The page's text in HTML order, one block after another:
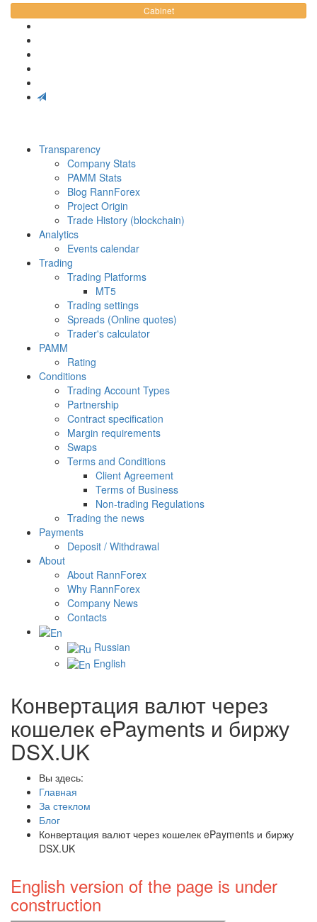
Cabinet
Transparency
Company Stats
PAMM Stats
Blog RannForex
Project Origin
Trade History (blockchain)
Analytics
Events calendar
Trading
Trading Platforms
MT5
Trading settings
Spreads (Online quotes)
Trader's calculator
PAMM
Rating
Conditions
Trading Account Types
Partnership
Contract specification
Margin requirements
Swaps
Terms and Conditions
Client Agreement
Terms of Business
Non-trading Regulations
Trading the news
Payments
Deposit / Withdrawal
About
About RannForex
Why RannForex
Company News
Contacts
Russian
English
Конвертация валют через
кошелек ePayments и биржу
DSX.UK
Вы здесь:
Главная
За стеклом
Блог
Конвертация валют через кошелек ePayments и биржу
DSX.UK
English version of the page is under
construction